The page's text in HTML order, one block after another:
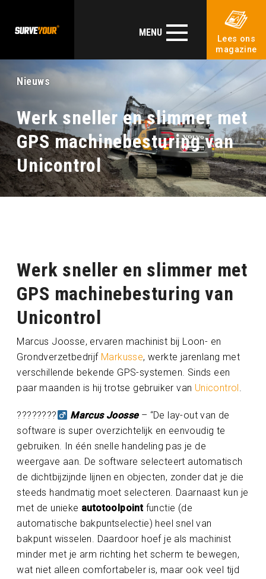
MENU
Lees ons
magazine
Nieuws
Werk sneller en slimmer met
GPS machinebesturing van
Unicontrol
Werk sneller en slimmer met
GPS machinebesturing van
Unicontrol
Marcus Joosse, ervaren machinist bij Loon- en
Grondverzetbedrijf Markusse, werkte jarenlang met
verschillende bekende GPS-systemen. Sinds een
paar maanden is hij trotse gebruiker van Unicontrol .
????????‍ Marcus Joosse– “De lay-out van de
software is super overzichtelijk en eenvoudig te
gebruiken. In één snelle handeling pas je de
weergave aan. De software selecteert automatisch
de dichtbijzijnde lijnen en objecten, zonder dat je die
steeds handmatig moet selecteren. Daarnaast kun je
met de unieke autotoolpointfunctie (de
automatische bakpuntselectie) heel snel van
bakpunt wisselen. Daardoor hoef je als machinist
minder met je arm richting het scherm te bewegen,
wat niet alleen comfortabeler is, maar ook veel tijd